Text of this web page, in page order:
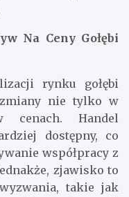
Na Ceny Gołębi
rynku gołębi
zmiany nie tylko w
cenach. Handel
dostępny, co
współpracy z
zjawisko to
takie jak